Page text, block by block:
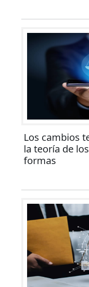
Los cambios
la teoría de
formas